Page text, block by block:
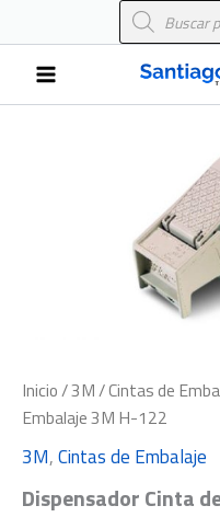
al
contenido
Búsqueda
de
Main
Menu
Inicio/3M/Cintas de
Embalaje 3M H-122
3M,Cintas de Embalaje
Dispensador Cinta